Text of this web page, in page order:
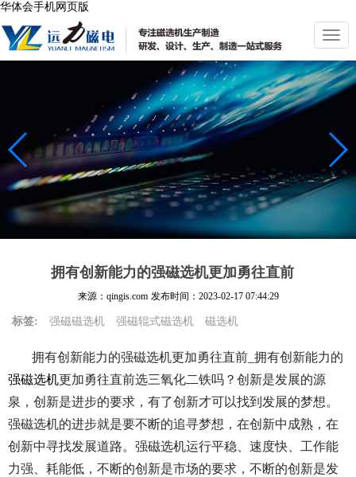
华体会手机网页版
切
换
导
航
拥有创新能力的强磁选机更加勇往直前
来源：qingis.com 发布时间： 2023-02-17 07:44:29
标签: 强磁磁选机 强磁辊式磁选机 磁选机
拥有创新能力的强磁选机更加勇往直前_拥有创新能力的
强磁选机更加勇往直前选三氧化二铁吗？创新是发展的源
泉，创新是进步的要求，有了创新才可以找到发展的梦想。
强磁选机的进步就是要不断的追寻梦想，在创新中成熟，在
创新中寻找发展道路。强磁选机运行平稳、速度快、工作能
力强、耗能低，不断的创新是市场的要求，不断的创新是发